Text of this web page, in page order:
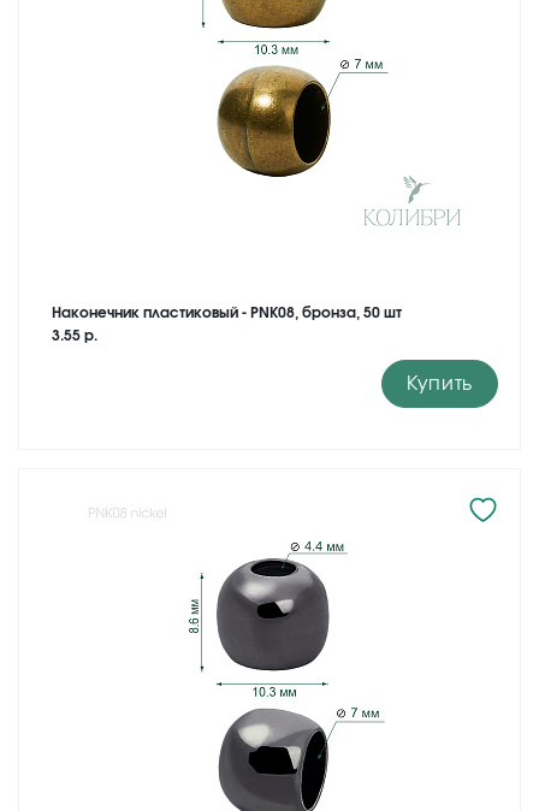
Наконечник пластиковый - PNK08, бронза, 50 шт
3.55 р.
Купить